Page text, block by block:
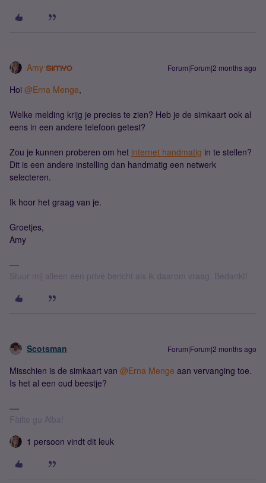
Amy Forum|Forum|2 months ago
Hoi ​ @Erna Menge,
Welke melding krijg je precies te zien? Heb je de simkaart ook al
eens in een andere telefoon getest?
Zou je kunnen proberen om het internet handmatig in te stellen?
Dit is een andere instelling dan handmatig een netwerk
selecteren.
Ik hoor het graag van je.
Groetjes,
Amy
Stuur mij alleen een privé bericht als ik daarom vraag. Bedankt!
Scotsman Forum|Forum|2 months ago
Misschien is de simkaart van ​ @Erna Menge aan vervanging toe.
Is het al een oud beestje?
Fàilte gu Alba!
1 persoon vindt dit leuk